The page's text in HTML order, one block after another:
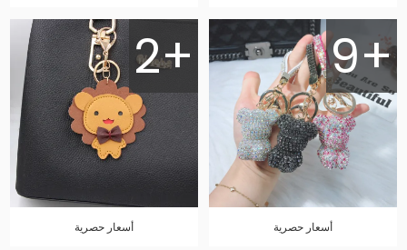
9+
أسعار حصرية
2+
أسعار حصرية